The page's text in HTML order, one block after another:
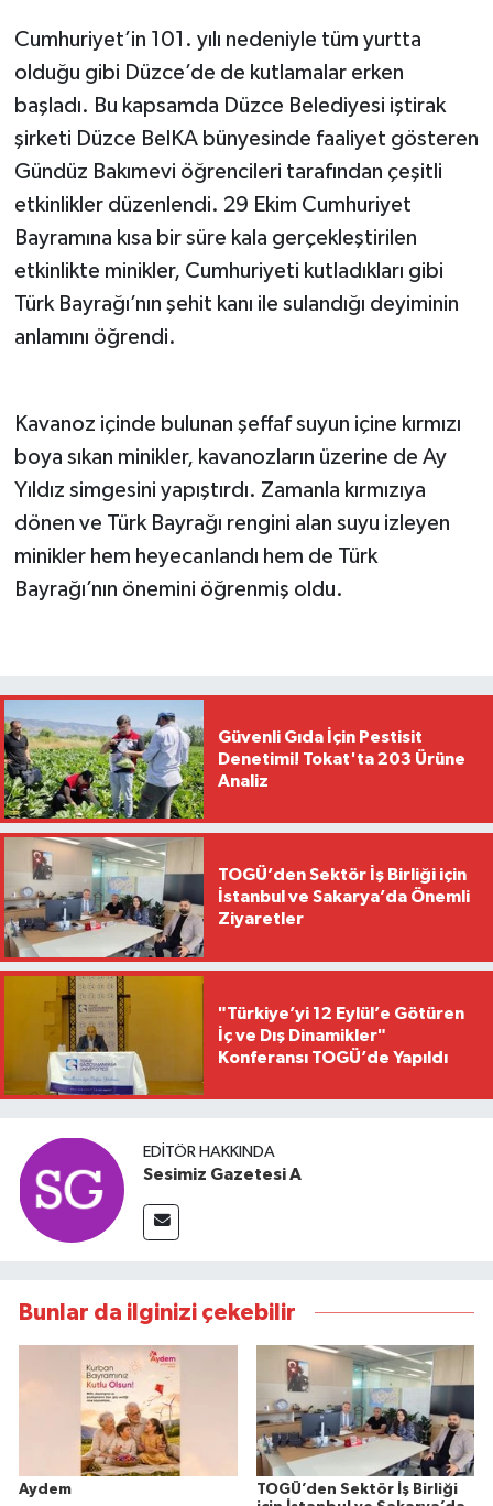
Cumhuriyet’in 101. yılı nedeniyle tüm yurtta
olduğu gibi Düzce’de de kutlamalar erken
başladı. Bu kapsamda Düzce Belediyesi iştirak
şirketi Düzce BelKA bünyesinde faaliyet gösteren
Gündüz Bakımevi öğrencileri tarafından çeşitli
etkinlikler düzenlendi. 29 Ekim Cumhuriyet
Bayramına kısa bir süre kala gerçekleştirilen
etkinlikte minikler, Cumhuriyeti kutladıkları gibi
Türk Bayrağı’nın şehit kanı ile sulandığı deyiminin
anlamını öğrendi.
Kavanoz içinde bulunan şeffaf suyun içine kırmızı
boya sıkan minikler, kavanozların üzerine de Ay
Yıldız simgesini yapıştırdı. Zamanla kırmızıya
dönen ve Türk Bayrağı rengini alan suyu izleyen
minikler hem heyecanlandı hem de Türk
Bayrağı’nın önemini öğrenmiş oldu.
Güvenli Gıda İçin Pestisit
Denetimi! Tokat'ta 203 Ürüne
Analiz
TOGÜ’den Sektör İş Birliği için
İstanbul ve Sakarya’da Önemli
Ziyaretler
"Türkiye’yi 12 Eylül’e Götüren
İç ve Dış Dinamikler"
Konferansı TOGÜ’de Yapıldı
EDITÖR HAKKINDA
Sesimiz Gazetesi A
Bunlar da ilginizi çekebilir
Aydem
TOGÜ’den Sektör İş Birliği